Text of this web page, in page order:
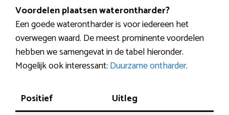
Voordelen plaatsen waterontharder?
Een goede waterontharder is voor iedereen het
overwegen waard. De meest prominente voordelen
hebben we samengevat in de tabel hieronder.
Mogelijk ook interessant: Duurzame ontharder.
Positief Uitleg